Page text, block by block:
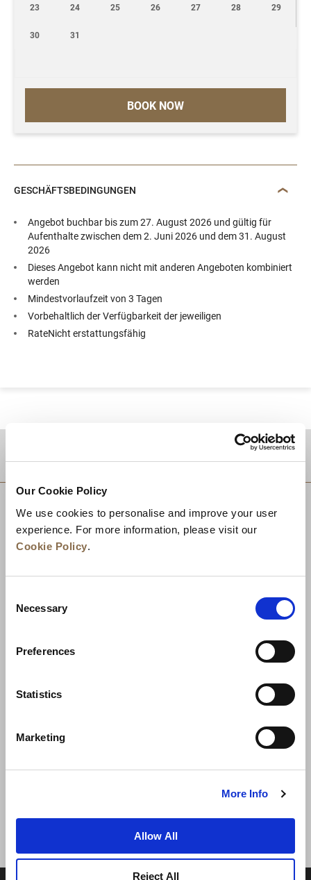
Our Cookie Policy
We use cookies to personalise and improve your user
experience. For more information, please visit our
Cookie Policy.
Selection
Necessary
Preferences
Statistics
Marketing
More Info
Allow All
Reject All
BOOK NOW
23 24 25 26 27 28 29
30 31
GESCHÄFTSBEDINGUNGEN
Angebot buchbar bis zum 27. August 2026 und gültig für
Aufenthalte zwischen dem 2. Juni 2026 und dem 31. August
2026
Dieses Angebot kann nicht mit anderen Angeboten kombiniert
werden
Mindestvorlaufzeit von 3 Tagen
Vorbehaltlich der Verfügbarkeit der jeweiligen
RateNicht erstattungsfähig
Neuigkeiten